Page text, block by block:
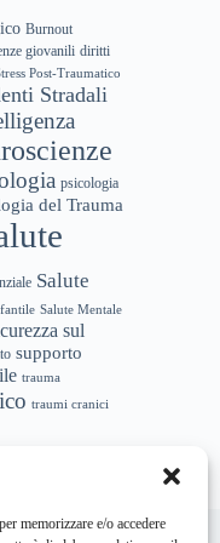
memorizzare e/o accedere
Burnout
giovanili diritti
Post-Traumatico
Stradali
psicologia
del Trauma
Salute
Salute Mentale
sul
supporto
trauma
traumi cranici
Cookie Policy